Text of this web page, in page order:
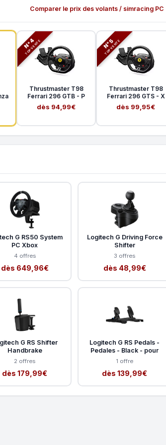
Comparer le prix des volants / simracing
N°4
TOP VENTE
Thrustmaster T98
Ferrari 296 GTB - P
dès 94,99€
N°5
TOP VENTE
Thrustmaster T98
Ferrari 296 GTS - X
dès 99,95€
G RS50 System
PC Xbox
4 offres
dès 649,96€
Logitech G Driving Force
Shifter
3 offres
dès 48,99€
G RS Shifter
Handbrake
2 offres
dès 179,99€
Logitech G RS Pedals -
Pedales - Black - pour
1 offre
dès 139,99€